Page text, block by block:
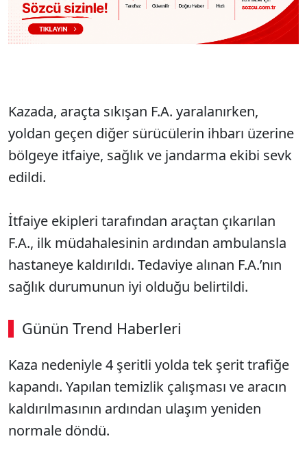
Kazada, araçta sıkışan F.A. yaralanırken,
yoldan geçen diğer sürücülerin ihbarı üzerine
bölgeye itfaiye, sağlık ve jandarma ekibi sevk
edildi.
İtfaiye ekipleri tarafından araçtan çıkarılan
F.A., ilk müdahalesinin ardından ambulansla
hastaneye kaldırıldı. Tedaviye alınan F.A.’nın
sağlık durumunun iyi olduğu belirtildi.
Günün Trend Haberleri
Kaza nedeniyle 4 şeritli yolda tek şerit trafiğe
kapandı. Yapılan temizlik çalışması ve aracın
kaldırılmasının ardından ulaşım yeniden
normale döndü.